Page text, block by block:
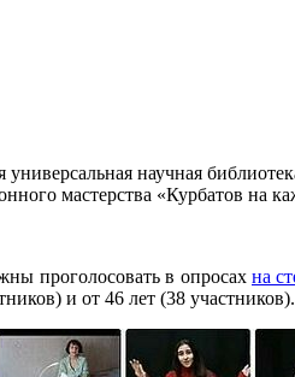
научная
мастерства «Курбатов на
проголосовать в опросах на
и от 46 лет (38 участников).